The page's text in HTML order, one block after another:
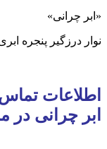
«ابر چرانی»
نوار درزگیر پنجره
اطلاعات
ابر چرانی در